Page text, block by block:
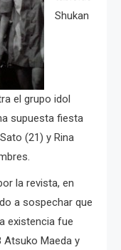
Shukan
el grupo idol
supuesta fiesta
(21) y Rina
la revista, en
a sospechar que
existencia fue
Atsuko Maeda y